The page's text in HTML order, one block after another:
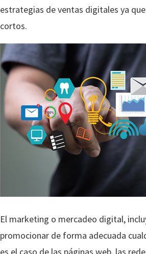
estrategias de ventas digitales ya
cortos.
El marketing o mercadeo digital,
promocionar de forma adecuada
es el caso de las páginas web, las